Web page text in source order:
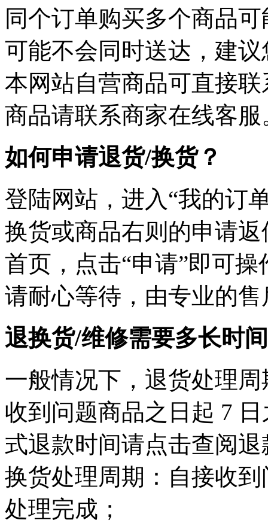
同个订单购买多个商品
可能不会同时送达，建
本网站自营商品可直接
商品请联系商家在线客服
如何申请退货/换货？
登陆网站，进入“我的订
换货或商品右则的申请
首页，点击“申请”即可
请耐心等待，由专业的
退换货/维修需要多长时
一般情况下，退货处理
收到问题商品之日起 7
式退款时间请点击查阅
换货处理周期：自接收
处理完成；